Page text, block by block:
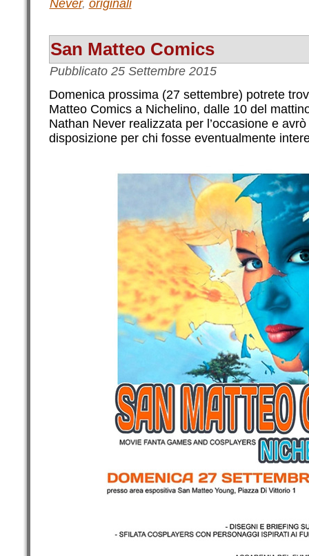
Never, originali
San Matteo Comics
Pubblicato 25 Settembre 2015
Domenica prossima (27 settembre) potrete
Matteo Comics a Nichelino, dalle 10 del
Nathan Never realizzata per l’occasione e avrò
disposizione per chi fosse eventualmente